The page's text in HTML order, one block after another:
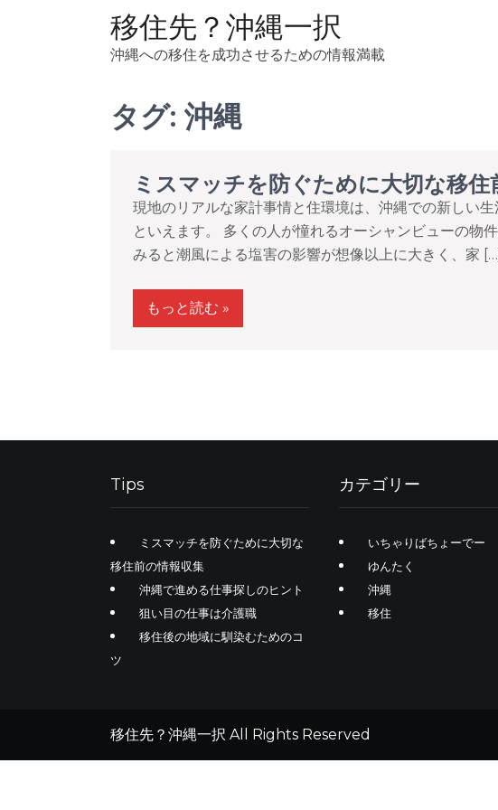
移住先？沖縄一択
沖縄への移住を成功させるための情報満載
タグ: 沖縄
ミスマッチを防ぐために大切な移住
現地のリアルな家計事情と住環境は、沖縄での新しい
といえます。 多くの人が憧れるオーシャンビューの物
みると潮風による塩害の影響が想像以上に大きく、家
もっと読む »
Tips
ミスマッチを防ぐために大切な
移住前の情報収集
沖縄で進める仕事探しのヒント
狙い目の仕事は介護職
移住後の地域に馴染むためのコ
ツ
カテゴリー
いちゃりばちょーでー
ゆんたく
沖縄
移住
移住先？沖縄一択 All Rights Reserved